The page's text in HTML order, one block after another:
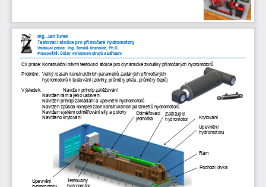
Ing. Jan Turek
Testovací stolice pro přímočaré hydromotory
Vedoucí práce:  Ing. Tomáš Krannich, Ph.D.
Pracoviště: Ústav výrobních strojů a zařízení
Cíl práce: Konstrukční návrh testovací stolice pro dynamické zkoušky přímočarých hydromotorů
Problém:  Velký rozsah konstrukčních parametrů zadaných přímočarých
hydromotorů k testování (zdvihy, průměry pístu, průměry čepů)
Výsledek:
Navržen princip zatěžování
Navržen rám a jeho ustavení
Navržen princip zakládání a upevnění hydromotorů
Navržen způsob kompenzace konstrukčních parametrů hydromotorů
Navržen systém odměřování síly a polohy
Navrženo krytování
Odměřovací
jednotka
Rám
Pochozí lávka
Krytování
Upevnění
hydromotoru
Upevnění
Testovaný
hydromotor
Zatěžující
hydromotor